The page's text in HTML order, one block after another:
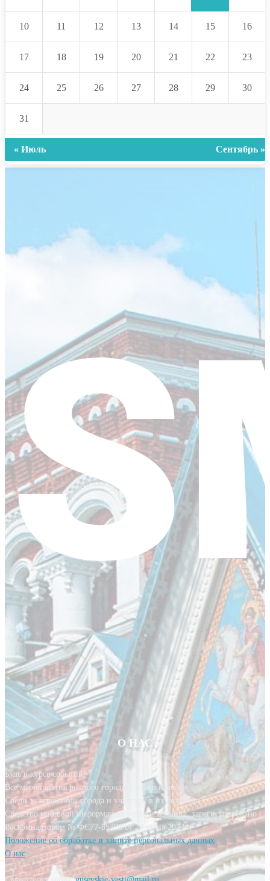
10 11 12 13 14 15 16
17 18 19 20 21 22 23
24 25 26 27 28 29 30
31
« Июль Сентябрь »
О НАС
Будь в курсе событий!
Все мероприятия родного города у тебя в кармане.
Следи за новостями города и участвуй в их создании!
Средство массовой информации, сетевое издание, зарегистрировано
Роскомнадзором № ФС77-85393 от 20 июня 2023 г.
Положение об обработке и защите персональных данных
О нас